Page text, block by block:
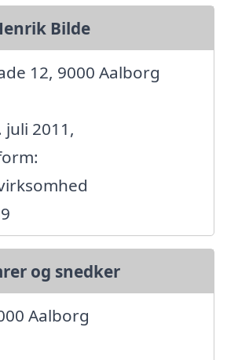
Bilde
12, 9000 Aalborg
2011,
og snedker
Aalborg